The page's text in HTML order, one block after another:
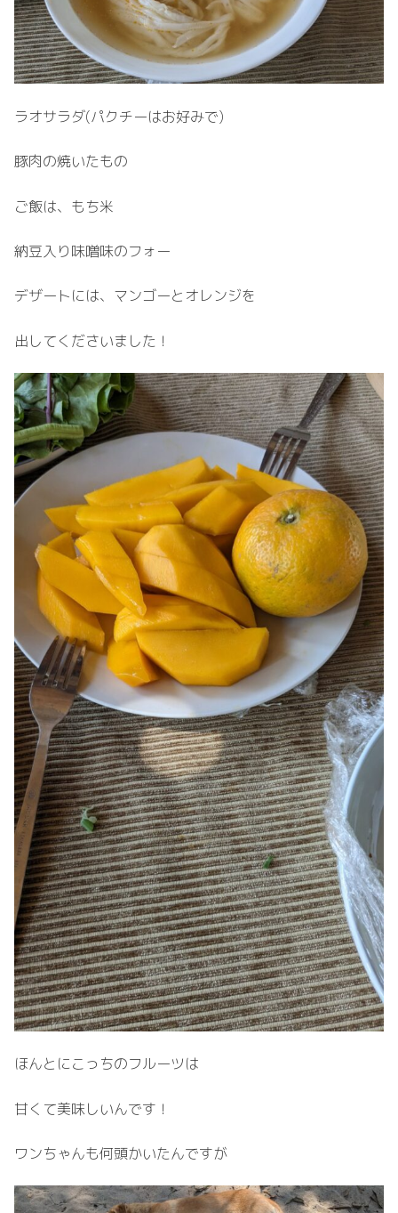
ラオサラダ(パクチーはお好みで)
豚肉の焼いたもの
ご飯は、もち米
納豆入り味噌味のフォー
デザートには、マンゴーとオレンジを
出してくださいました！
ほんとにこっちのフルーツは
甘くて美味しいんです！
ワンちゃんも何頭かいたんですが